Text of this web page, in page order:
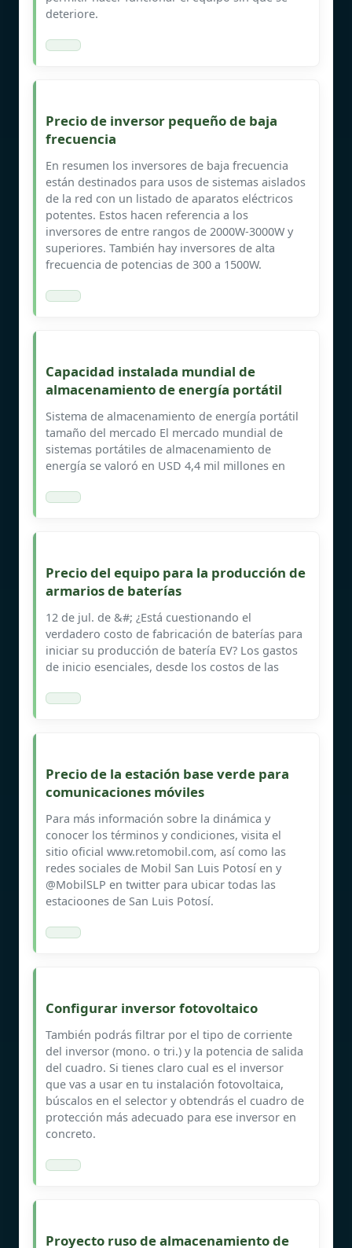
deteriore.
Precio de inversor pequeño de baja
frecuencia
En resumen los inversores de baja frecuencia
están destinados para usos de sistemas aislados
de la red con un listado de aparatos eléctricos
potentes. Estos hacen referencia a los
inversores de entre rangos de 2000W-3000W y
superiores. También hay inversores de alta
frecuencia de potencias de 300 a 1500W.
Capacidad instalada mundial de
almacenamiento de energía portátil
Sistema de almacenamiento de energía portátil
tamaño del mercado El mercado mundial de
sistemas portátiles de almacenamiento de
energía se valoró en USD 4,4 mil millones en
Precio del equipo para la producción de
armarios de baterías
12 de jul. de &#; ¿Está cuestionando el
verdadero costo de fabricación de baterías para
iniciar su producción de batería EV? Los gastos
de inicio esenciales, desde los costos de las
Precio de la estación base verde para
comunicaciones móviles
Para más información sobre la dinámica y
conocer los términos y condiciones, visita el
sitio oficial www.retomobil.com, así como las
redes sociales de Mobil San Luis Potosí en y
@MobilSLP en twitter para ubicar todas las
estacioones de San Luis Potosí.
Configurar inversor fotovoltaico
También podrás filtrar por el tipo de corriente
del inversor (mono. o tri.) y la potencia de salida
del cuadro. Si tienes claro cual es el inversor
que vas a usar en tu instalación fotovoltaica,
búscalos en el selector y obtendrás el cuadro de
protección más adecuado para ese inversor en
concreto.
Proyecto ruso de almacenamiento de